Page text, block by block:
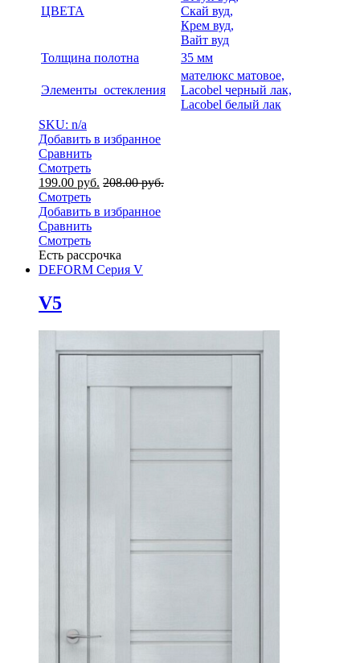
ЦВЕТА
Скай вуд,
Крем вуд,
Вайт вуд
Толщина полотна
35 мм
Элементы остекления
мателюкс матовое,
Lacobel черный лак,
Lacobel белый лак
SKU: n/a
Добавить в избранное
Сравнить
Смотреть
199.00 руб. 208.00руб.
Смотреть
Добавить в избранное
Сравнить
Смотреть
Есть рассрочка
DEFORM Серия V
V5